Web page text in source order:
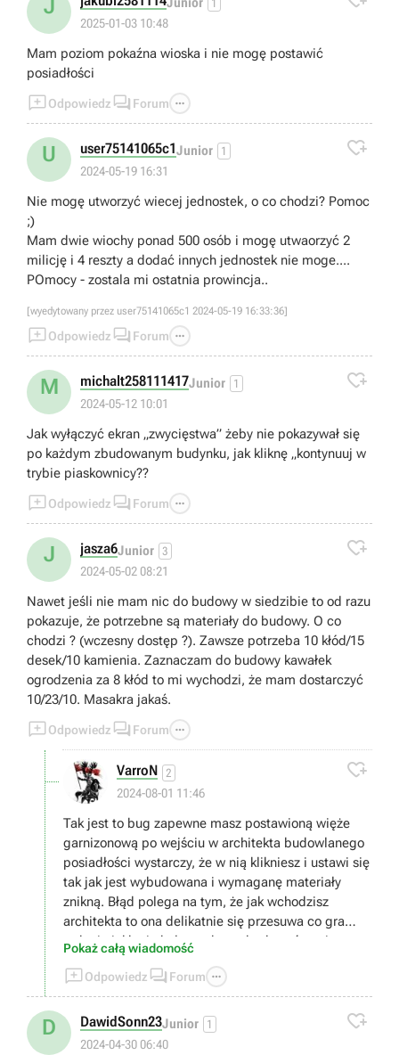
J 1
2025-01-03 10:48
Mam poziom pokaźna wioska i nie mogę postawić
posiadłości
Odpowiedz  Forum 
U user75141065c1Junior 1
2024-05-19 16:31

Nie mogę utworzyć wiecej jednostek, o co chodzi? Pomoc
;)
Mam dwie wiochy ponad 500 osób i mogę utwaorzyć 2
milicję i 4 reszty a dodać innych jednostek nie moge....
POmocy - zostala mi ostatnia prowincja..
[wyedytowany przez user75141065c1 2024-05-19 16:33:36]
Odpowiedz  Forum 
M michalt258111417Junior 1
2024-05-12 10:01

Jak wyłączyć ekran „zwycięstwa” żeby nie pokazywał się
po każdym zbudowanym budynku, jak kliknę „kontynuuj w
trybie piaskownicy??
Odpowiedz  Forum 
J jasza6Junior 3
2024-05-02 08:21

Nawet jeśli nie mam nic do budowy w siedzibie to od razu
pokazuje, że potrzebne są materiały do budowy. O co
chodzi ? (wczesny dostęp ?). Zawsze potrzeba 10 kłód/15
desek/10 kamienia. Zaznaczam do budowy kawałek
ogrodzenia za 8 kłód to mi wychodzi, że mam dostarczyć
10/23/10. Masakra jakaś.
Odpowiedz  Forum 
VarroN 2
2024-08-01 11:46

Tak jest to bug zapewne masz postawioną więże
garnizonową po wejściu w architekta budowlanego
posiadłości wystarczy, że w nią klikniesz i ustawi się
tak jak jest wybudowana i wymaganę materiały
znikną. Błąd polega na tym, że jak wchodzisz
architekta to ona delikatnie się przesuwa co gra
traktuję jakby ją było trzeba wybudować raz jeszcze.
Podobnie jest z czatowniami. Poprostu trzeba tylko
na wybudowane już wieże/czatownie kliknąć i wtedy
stawiać to co się chciało.
Pokaż całą wiadomość
Odpowiedz  Forum 
D DawidSonn23Junior 1
2024-04-30 06:40
